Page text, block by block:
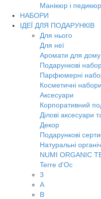
Манікюр і педикюр
НАБОРИ
ІДЕЇ ДЛЯ ПОДАРУНКІВ
Для нього
Для неї
Аромати для дому
Подарункові
Парфюмерні
Косметичні набори
Аксесуари
Корпоративний
Ділові аксесуари
Декор
Подарункові
Натуральні
NUMI ORGANIC
Terre d'Oc
3
A
B